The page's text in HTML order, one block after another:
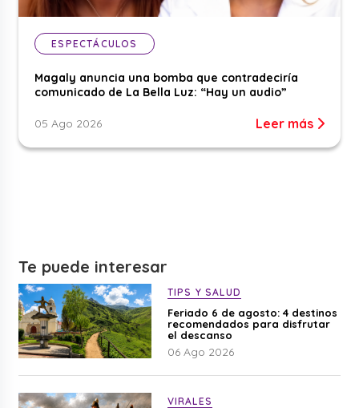
ESPECTÁCULOS
Magaly anuncia una bomba que contradeciría
comunicado de La Bella Luz: “Hay un audio”
05 Ago 2026 Leer más
Te puede interesar
TIPS Y SALUD
Feriado 6 de agosto: 4 destinos
recomendados para disfrutar
el descanso
06 Ago 2026
VIRALES